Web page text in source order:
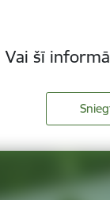
Vai šī